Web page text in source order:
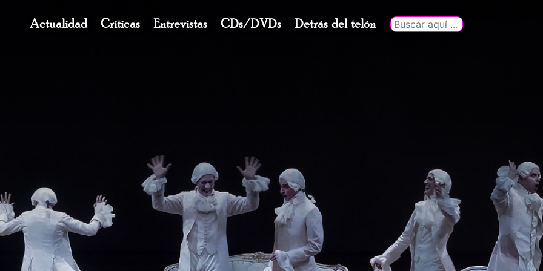
Navegación
Actualidad Críticas Entrevistas CDs/DVDs Detrás del telón
Buscar